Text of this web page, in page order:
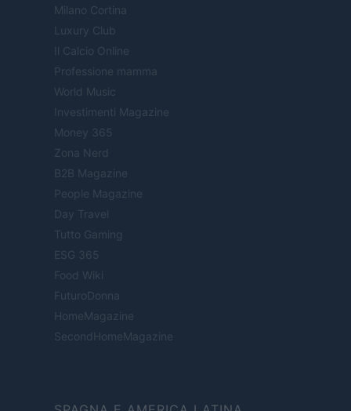
Milano Cortina
Luxury Club
Il Calcio Online
Professione mamma
World Music
Investimenti Magazine
Money 365
Zona Nerd
B2B Magazine
People Magazine
Day Travel
Tutto Gaming
ESG 365
Food Wiki
FuturoDonna
HomeMagazine
SecondHomeMagazine